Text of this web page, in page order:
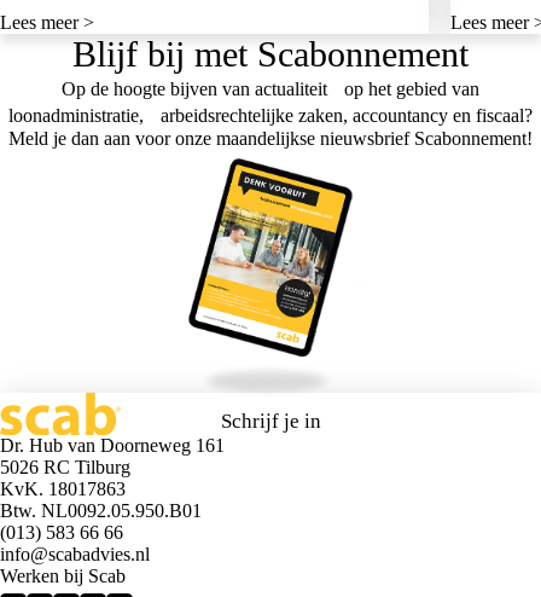
Lees meer > Lees meer
Blijf bij met Scabonnement
Op de hoogte bijven van actualiteit op het gebied van
loonadministratie, arbeidsrechtelijke zaken, accountancy en fiscaal?
Meld je dan aan voor onze maandelijkse nieuwsbrief Scabonnement!
Schrijf je in
Dr. Hub van Doorneweg 161
5026 RC Tilburg
KvK. 18017863
Btw. NL0092.05.950.B01
(013) 583 66 66
info@scabadvies.nl
Werken bij Scab